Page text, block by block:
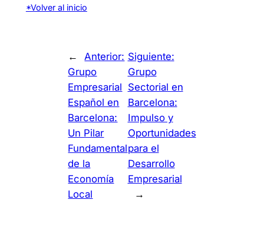
*Volver al inicio
←
Anterior:
Grupo
Empresarial
Español en
Barcelona:
Un Pilar
Fundamental
de la
Economía
Local
Siguiente:
Grupo
Sectorial en
Barcelona:
Impulso y
Oportunidades
para el
Desarrollo
Empresarial
→